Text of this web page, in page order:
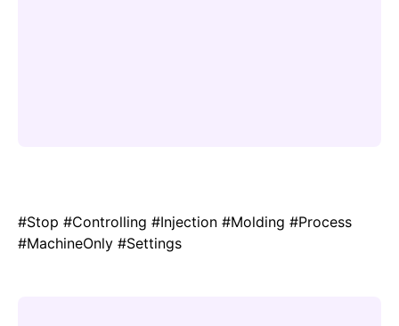
#Stop #Controlling #Injection #Molding #Process
#MachineOnly #Settings